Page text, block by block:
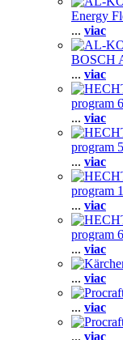
Energy
... viac
BOSCH
... viac
program
... viac
program
... viac
program
... viac
program
... viac
... viac
... viac
... viac